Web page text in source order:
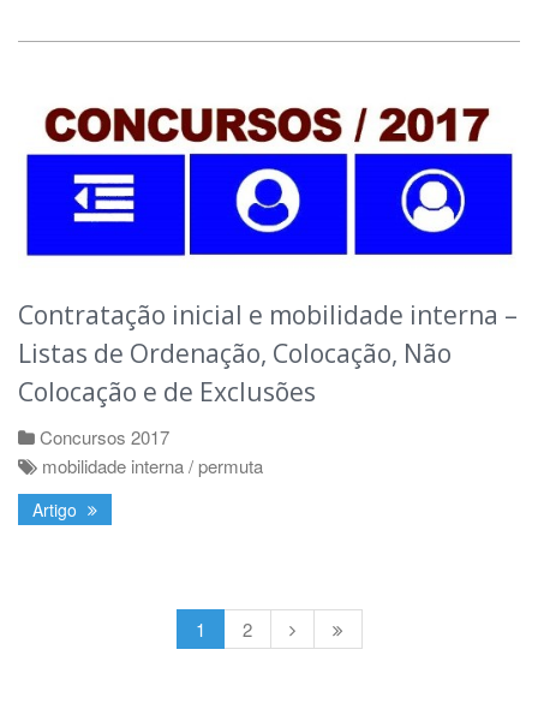
Contratação inicial e mobilidade interna –
Listas de Ordenação, Colocação, Não
Colocação e de Exclusões
Concursos 2017
mobilidade interna / permuta
Artigo
1 2